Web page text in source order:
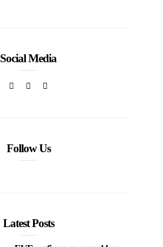
Social Media
Follow Us
Latest Posts